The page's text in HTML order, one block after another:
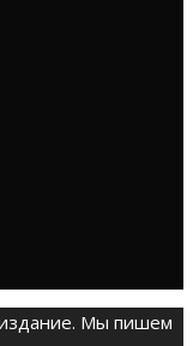
Мы пишем